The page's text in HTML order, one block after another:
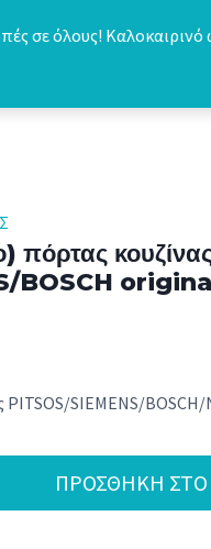
σε όλους!
πόρτας
BOSCH
SIEMENS/
ΠΡΟΣΘΉΚΗ ΣΤΟ